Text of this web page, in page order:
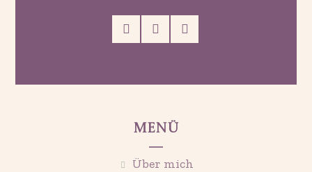
Menü
Über mich